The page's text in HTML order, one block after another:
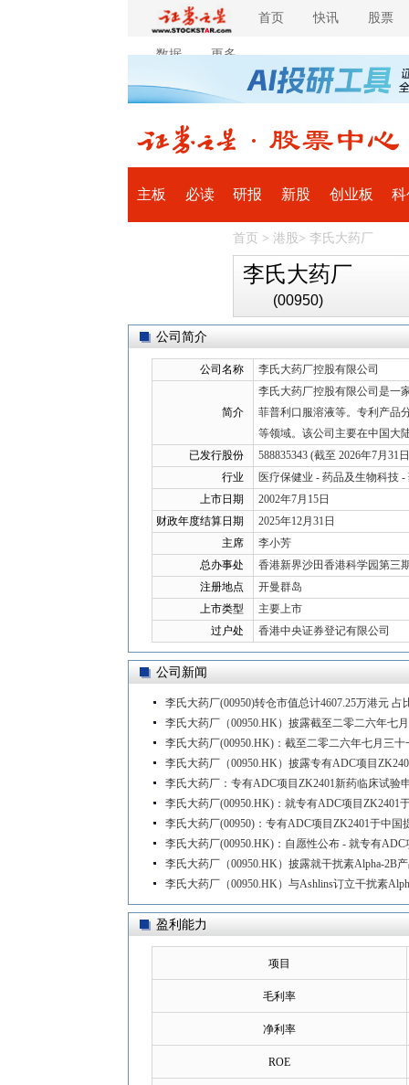
首页 快讯 股票
数据 更多
主板 必读 研报 新股 创业板
首页 >港股> 李氏大药厂
李氏大药厂
(00950)
公司简介
公司名称 李氏大药厂控股有限公司
简介
李氏大药厂控股有限公司是一
菲普利口服溶液等。专利产品
等领域。该公司主要在中国大
已发行股份
588835343 (截至 2026年7月31
行业
医疗保健业 - 药品及生物科技 -
上市日期
2002年7月15日
财政年度结算日期
2025年12月31日
主席
李小芳
总办事处
香港新界沙田香港科学园第三
注册地点
开曼群岛
上市类型
主要上市
过户处
香港中央证券登记有限公司
公司新闻
李氏大药厂(00950)转仓市值总计4607.25万港元 占
李氏大药厂（00950.HK）披露截至二零二六年七
李氏大药厂(00950.HK)：截至二零二六年七月三
李氏大药厂（00950.HK）披露专有ADC项目
李氏大药厂：专有ADC项目ZK2401新药临床试验
李氏大药厂(00950.HK)：就专有ADC项目ZK2401
李氏大药厂(00950)：专有ADC项目ZK2401于中
李氏大药厂(00950.HK)：自愿性公布 - 就专有
李氏大药厂（00950.HK）披露就干扰素Alpha-2B
李氏大药厂（00950.HK）与Ashlins订立干扰素
盈利能力
项目
毛利率
净利率
ROE